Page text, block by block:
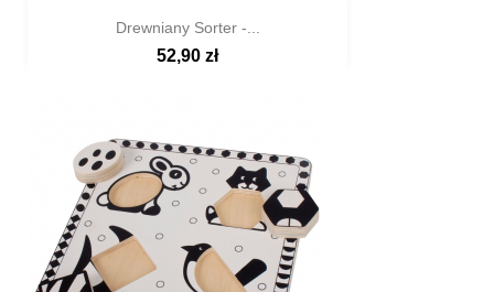
Szybki podgląd
Drewniany Sorter -...
52,90 zł